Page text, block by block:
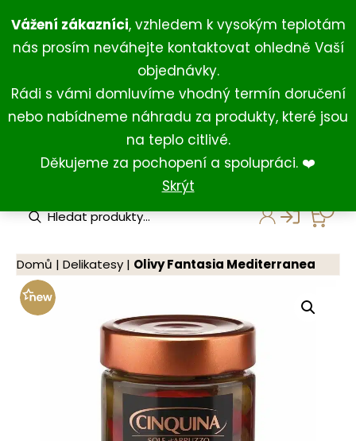
Vážení zákazníci, vzhledem k vysokým teplotám
nás prosím neváhejte kontaktovat ohledně Vaší
objednávky.
Rádi s vámi domluvíme vhodný termín doručení
nebo nabídneme náhradu za produkty, které jsou
na teplo citlivé.
Děkujeme za pochopení a spolupráci. ❤️
Skrýt
na
obsah
+420 734 429 111 (Po-Ne 8:00-18:00)
+420 731 127 211 (For English)
u
c
s
Domů | Delikatesy | Olivy Fantasia Mediterranea